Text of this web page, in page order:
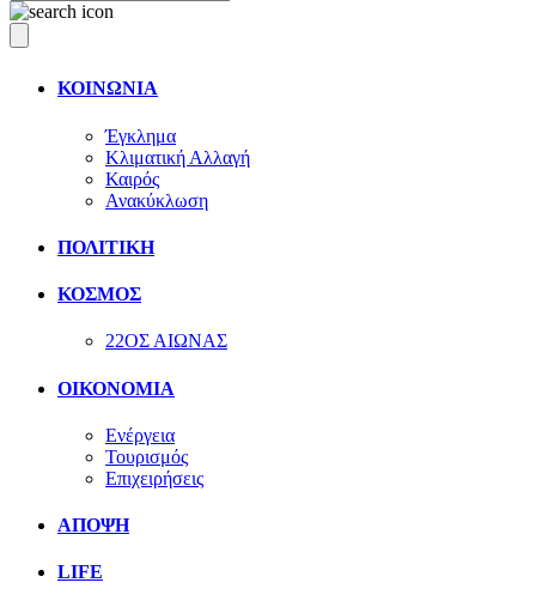
ΚΟΙΝΩΝΙΑ
Έγκλημα
Κλιματική Αλλαγή
Καιρός
Ανακύκλωση
ΠΟΛΙΤΙΚΗ
ΚΟΣΜΟΣ
22ΟΣ ΑΙΩΝΑΣ
ΟΙΚΟΝΟΜΙΑ
Ενέργεια
Τουρισμός
Επιχειρήσεις
ΑΠΟΨΗ
LIFE